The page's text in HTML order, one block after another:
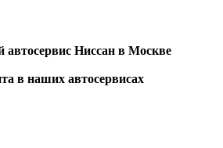
Ниссан в Москве
в наших автосервисах